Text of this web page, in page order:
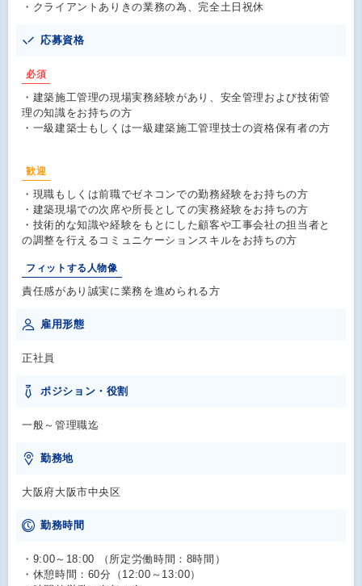
・クライアントありきの業務の為、完全土日祝休
応募資格
必須
・建築施工管理の現場実務経験があり、安全管理および技術管
理の知識をお持ちの方
・一級建築士もしくは一級建築施工管理技士の資格保有者の方
歓迎
・現職もしくは前職でゼネコンでの勤務経験をお持ちの方
・建築現場での次席や所長としての実務経験をお持ちの方
・技術的な知識や経験をもとにした顧客や工事会社の担当者と
の調整を行えるコミュニケーションスキルをお持ちの方
フィットする人物像
責任感があり誠実に業務を進められる方
雇用形態
正社員
ポジション・役割
一般～管理職迄
勤務地
大阪府大阪市中央区
勤務時間
・9:00～18:00 （所定労働時間：8時間）
・休憩時間：60分（12:00～13:00）